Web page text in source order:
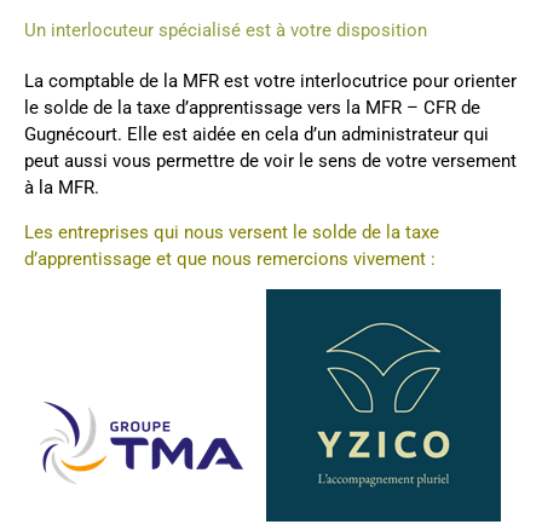
Un interlocuteur spécialisé est à votre disposition
La comptable de la MFR est votre interlocutrice pour orienter
le solde de la taxe d’apprentissage vers la MFR – CFR de
Gugnécourt. Elle est aidée en cela d’un administrateur qui
peut aussi vous permettre de voir le sens de votre versement
à la MFR.
Les entreprises qui nous versent le solde de la taxe
d’apprentissage et que nous remercions vivement :